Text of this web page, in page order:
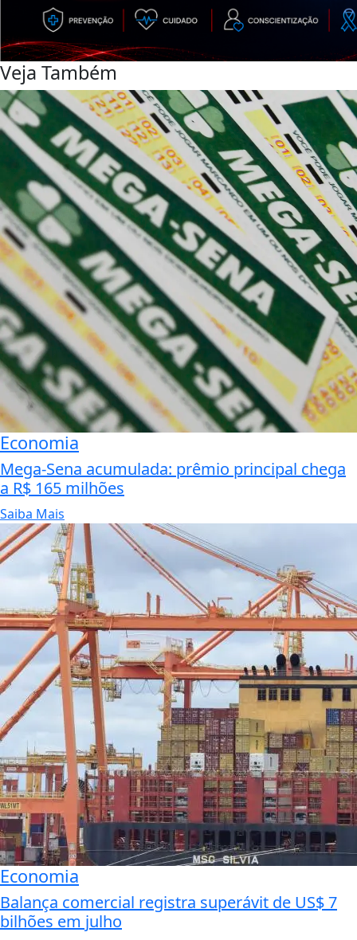
Veja Também
Economia
Mega-Sena acumulada: prêmio principal chega
a R$ 165 milhões
Saiba Mais
Economia
Balança comercial registra superávit de US$ 7
bilhões em julho